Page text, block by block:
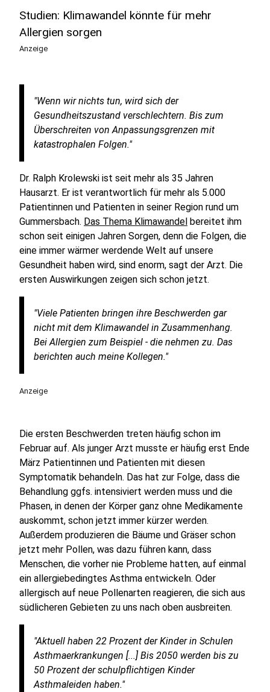
Studien: Klimawandel könnte für mehr
Allergien sorgen
Anzeige
"Wenn wir nichts tun, wird sich der
Gesundheitszustand verschlechtern. Bis zum
Überschreiten von Anpassungsgrenzen mit
katastrophalen Folgen."
Dr. Ralph Krolewski ist seit mehr als 35 Jahren
Hausarzt. Er ist verantwortlich für mehr als 5.000
Patientinnen und Patienten in seiner Region rund um
Gummersbach. Das Thema Klimawandel bereitet ihm
schon seit einigen Jahren Sorgen, denn die Folgen, die
eine immer wärmer werdende Welt auf unsere
Gesundheit haben wird, sind enorm, sagt der Arzt. Die
ersten Auswirkungen zeigen sich schon jetzt.
"Viele Patienten bringen ihre Beschwerden gar
nicht mit dem Klimawandel in Zusammenhang.
Bei Allergien zum Beispiel - die nehmen zu. Das
berichten auch meine Kollegen."
Anzeige
Die ersten Beschwerden treten häufig schon im
Februar auf. Als junger Arzt musste er häufig erst Ende
März Patientinnen und Patienten mit diesen
Symptomatik behandeln. Das hat zur Folge, dass die
Behandlung ggfs. intensiviert werden muss und die
Phasen, in denen der Körper ganz ohne Medikamente
auskommt, schon jetzt immer kürzer werden.
Außerdem produzieren die Bäume und Gräser schon
jetzt mehr Pollen, was dazu führen kann, dass
Menschen, die vorher nie Probleme hatten, auf einmal
ein allergiebedingtes Asthma entwickeln. Oder
allergisch auf neue Pollenarten reagieren, die sich aus
südlicheren Gebieten zu uns nach oben ausbreiten.
"Aktuell haben 22 Prozent der Kinder in Schulen
Asthmaerkrankungen [...] Bis 2050 werden bis zu
50 Prozent der schulpflichtigen Kinder
Asthmaleiden haben."